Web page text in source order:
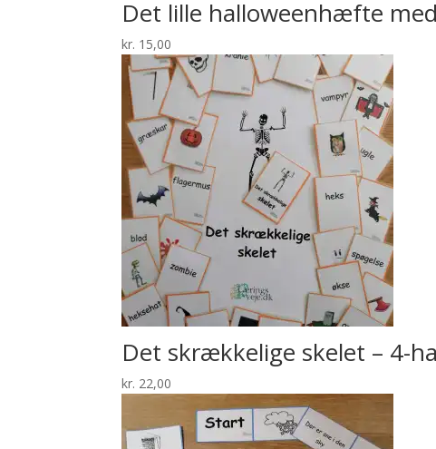
Det lille halloweenhæfte
kr. 15,00
Det skrækkelige skelet – 4-
kr. 22,00